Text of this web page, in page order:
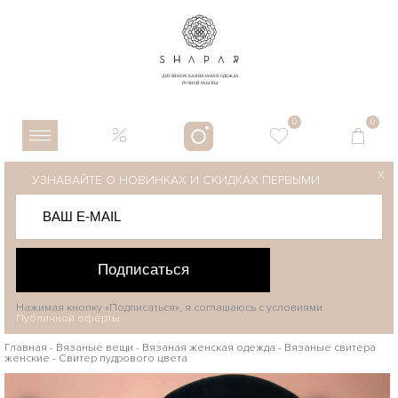
0 0
УЗНАВАЙТЕ О НОВИНКАХ И СКИДКАХ ПЕРВЫМИ
Подписаться
X
Нажимая кнопку «Подписаться», я соглашаюсь с условиями
Публичной оферты
Главная - Вязаные вещи - Вязаная женская одежда - Вязаные свитера
женские - Свитер пудрового цвета